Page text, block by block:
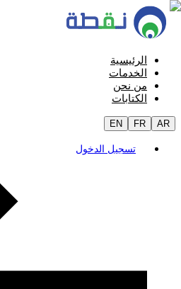
الرئيسية
الخدمات
من نحن
الكتابات
EN FR AR
تسجيل الدخول